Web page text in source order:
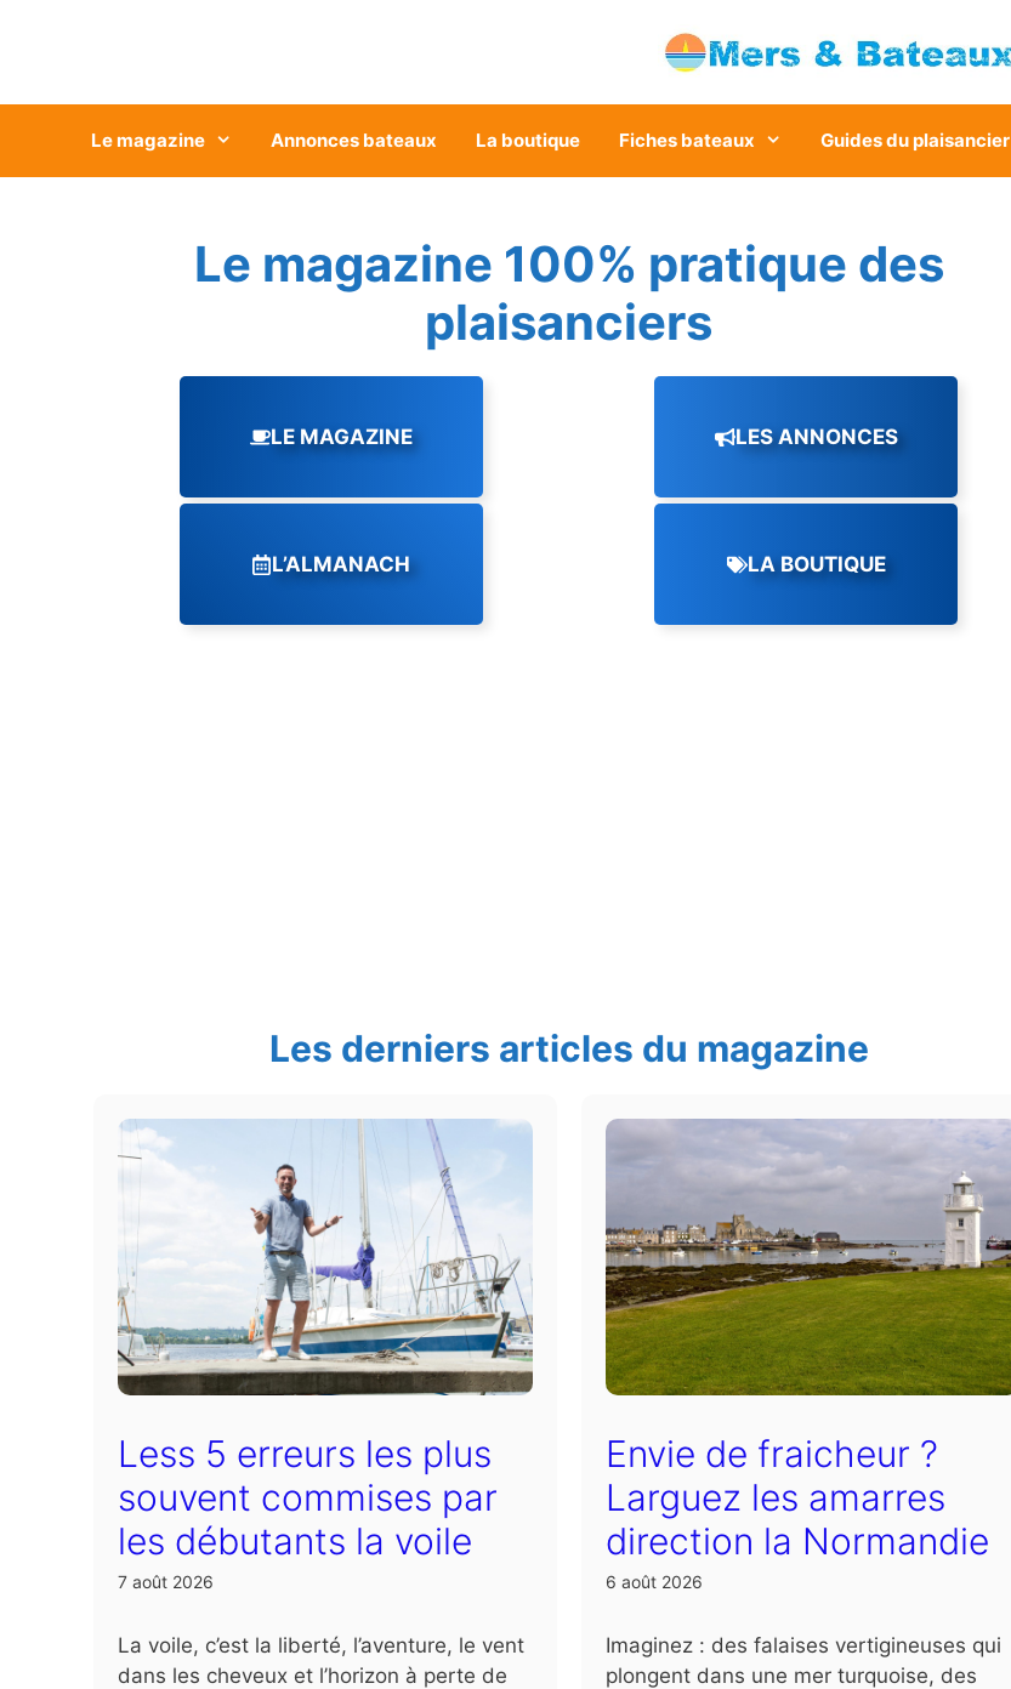
Le magazine Annonces bateaux La boutique Fiches bateaux Guides du plaisancier
Le magazine 100% pratique des
plaisanciers
LE MAGAZINE LES ANNONCES
L’ALMANACH LA BOUTIQUE
Les derniers articles du magazine
Less 5 erreurs les plus
souvent commises par
les débutants la voile
7 août 2026
La voile, c’est la liberté, l’aventure, le vent
dans les cheveux et l’horizon à perte de
Envie de fraicheur ?
Larguez les amarres
direction la Normandie
6 août 2026
Imaginez : des falaises vertigineuses qui
plongent dans une mer turquoise, des